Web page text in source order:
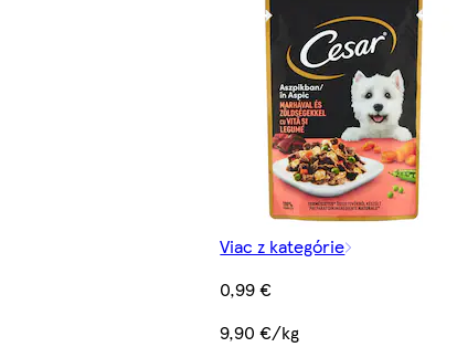
Viac z kategórie
0,99 €
9,90 €/kg